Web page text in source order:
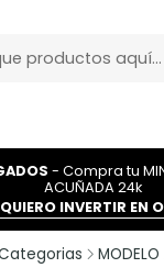
- Compra tu
ACUÑADA 24k
QUIERO INVERTIR EN
MODELO